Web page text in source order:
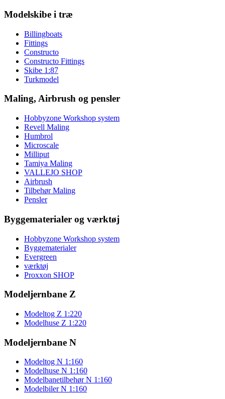
Modelskibe i træ
Billingboats
Fittings
Constructo
Constructo Fittings
Skibe 1:87
Turkmodel
Maling, Airbrush og pensler
Hobbyzone Workshop system
Revell Maling
Humbrol
Microscale
Milliput
Tamiya Maling
VALLEJO SHOP
Airbrush
Tilbehør Maling
Pensler
Byggematerialer og værktøj
Hobbyzone Workshop system
Byggematerialer
Evergreen
værktøj
Proxxon SHOP
Modeljernbane Z
Modeltog Z 1:220
Modelhuse Z 1:220
Modeljernbane N
Modeltog N 1:160
Modelhuse N 1:160
Modelbanetilbehør N 1:160
Modelbiler N 1:160